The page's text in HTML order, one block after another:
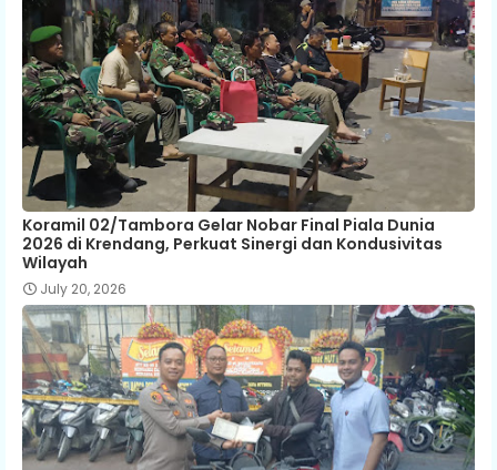
Koramil 02/Tambora Gelar Nobar Final Piala Dunia
2026 di Krendang, Perkuat Sinergi dan Kondusivitas
Wilayah
July 20, 2026